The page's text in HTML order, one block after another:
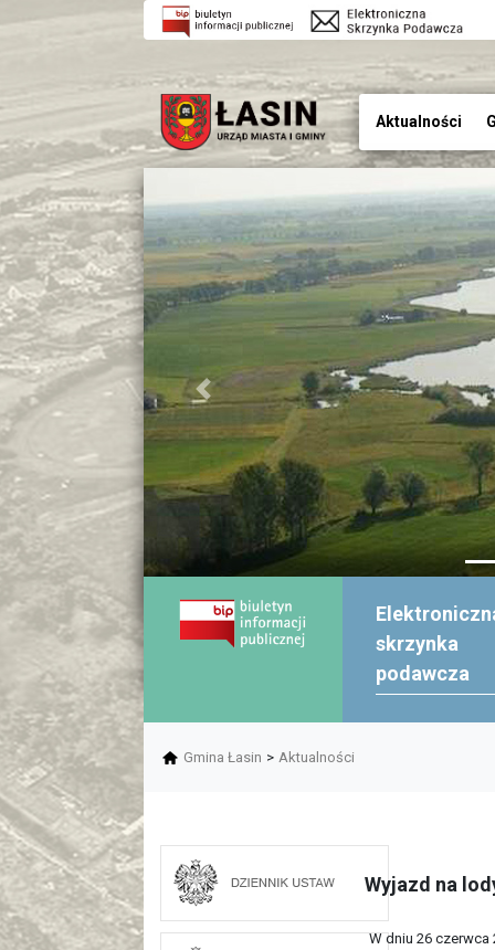
Aktualności
Previous
skrzynka
podawcza
Gmina Łasin > Aktualności
Wyjazd na
W dniu 26 czerwca